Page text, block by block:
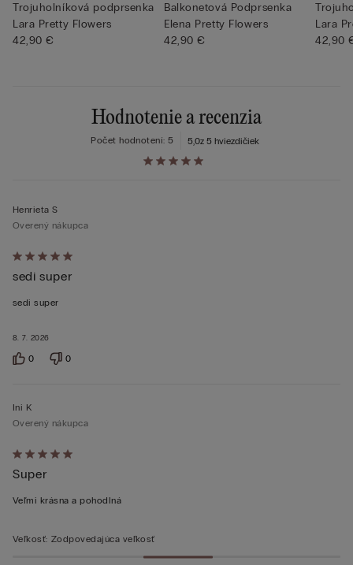
Trojuholníková podprsenka
Lara Pretty Flowers
42,90 €
Balkonetová Podprsenka
Elena Pretty Flowers
42,90 €
Lara
42,90
Hodnotenie a recenzia
5,0z 5 hviezdičiek
Počet hodnotení: 5
Hodnotenie:
5
z 5
8. 7. 2026
Henrieta S
Overený nákupca
sedi super
sedi super
0 0
Hodnotenie:
5
z 5
Ini K
Overený nákupca
Super
Veľmi krásna a pohodlná
Veľkosť: Zodpovedajúca veľkosť